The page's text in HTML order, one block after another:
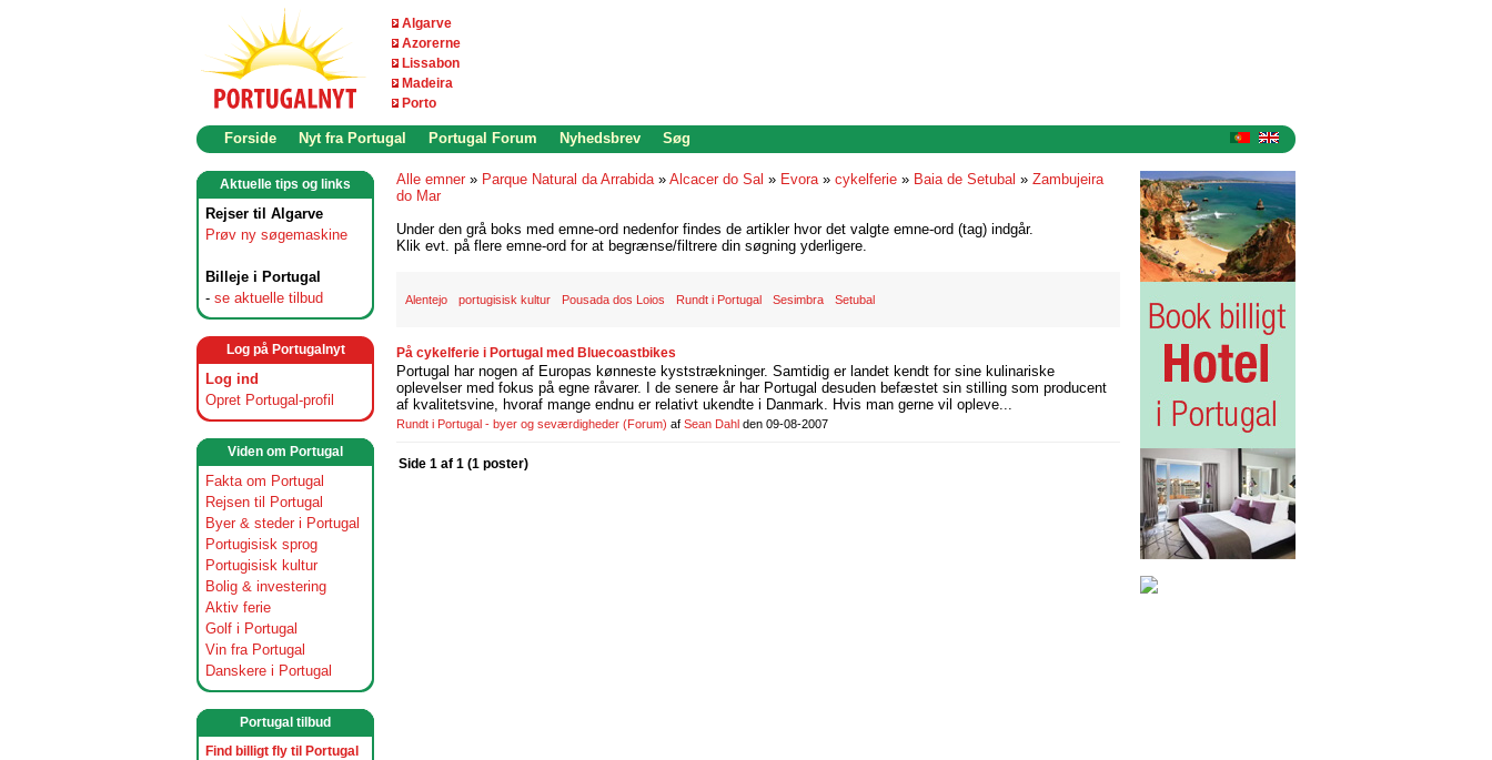
Algarve
Azorerne
Lissabon
Madeira
Porto
Forside Nyt fra Portugal Portugal Forum Nyhedsbrev Søg
Aktuelle tips og links
Rejser til Algarve
Prøv ny søgemaskine
Billeje i Portugal
- se aktuelle tilbud
Log på Portugalnyt
Log ind
Opret Portugal-profil
Viden om Portugal
Fakta om Portugal
Rejsen til Portugal
Byer & steder i Portugal
Portugisisk sprog
Portugisisk kultur
Bolig & investering
Aktiv ferie
Golf i Portugal
Vin fra Portugal
Danskere i Portugal
Portugal tilbud
Find billigt fly til Portugal
Alle emner » Parque Natural da Arrabida» Alcacer do Sal » Evora» cykelferie » Baia de Setubal » Zambujeira
do Mar
Under den grå boks med emne-ord nedenfor findes de artikler hvor det valgte emne-ord (tag) indgår.
Klik evt. på flere emne-ord for at begrænse/filtrere din søgning yderligere.
Alentejo portugisisk kultur Pousada dos Loios Rundt i Portugal Sesimbra Setubal
På cykelferie i Portugal med Bluecoastbikes
Portugal har nogen af Europas kønneste kyststrækninger. Samtidig er landet kendt for sine kulinariske
oplevelser med fokus på egne råvarer. I de senere år har Portugal desuden befæstet sin stilling som producent
af kvalitetsvine, hvoraf mange endnu er relativt ukendte i Danmark. Hvis man gerne vil opleve...
Rundt i Portugal - byer og seværdigheder (Forum) af Sean Dahl den 09-08-2007
Side 1 af 1 (1 poster)